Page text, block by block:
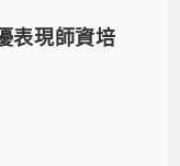
表現師資培